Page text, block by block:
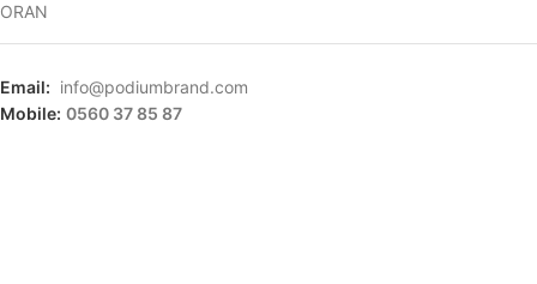
ORAN
Email: info@podiumbrand.com
Mobile: 0560 37 85 87